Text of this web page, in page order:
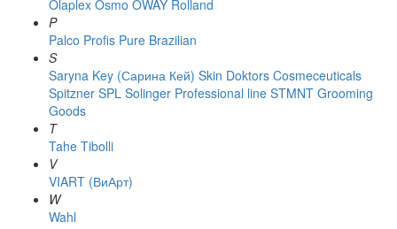
Olaplex Osmo OWAY Rolland
P
Palco Profis Pure Brazilian
S
Saryna Key (Сарина Кей) Skin Doktors Cosmeceuticals
Spitzner SPL Solinger Professional line STMNT Grooming
Goods
T
Tahe Tibolli
V
VIART (ВиАрт)
W
Wahl